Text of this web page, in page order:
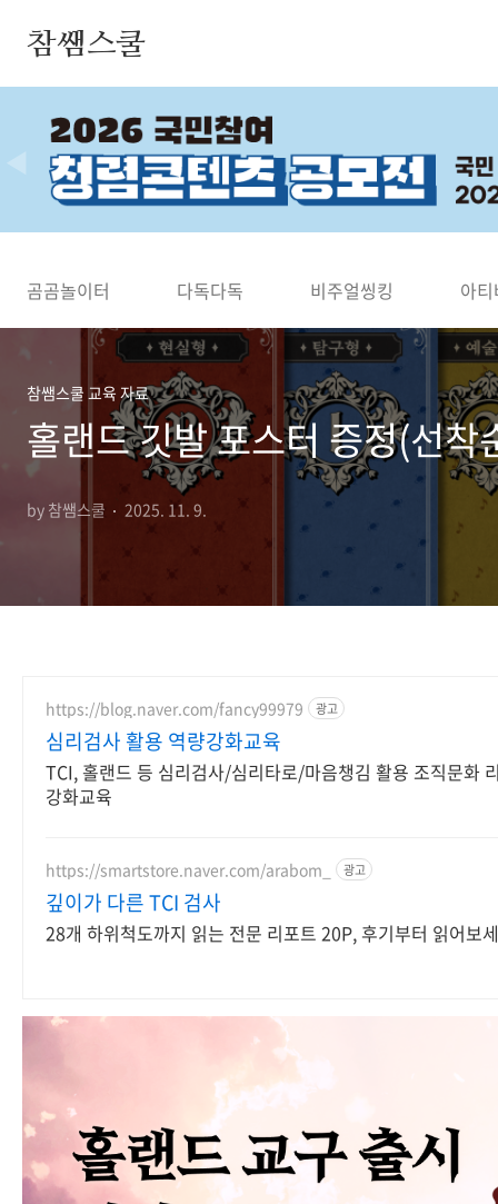
참쌤스쿨
곰곰놀이터 다독다독 비주얼씽킹 아
참쌤스쿨 교육 자료
홀랜드 깃발 포스터 증정(선착
by 참쌤스쿨 2025. 11. 9.
https://blog.naver.com/fancy99979 광고
심리검사 활용 역량강화교육
TCI, 홀랜드 등 심리검사/심리타로/마음챙김 활용 조직문화
강화교육
https://smartstore.naver.com/arabom_ 광고
깊이가 다른 TCI 검사
28개 하위척도까지 읽는 전문 리포트 20P, 후기부터 읽어보